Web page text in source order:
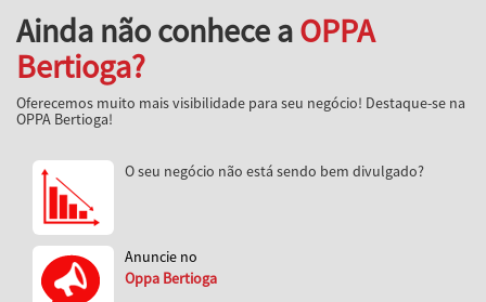
Ainda não conhece aOPPA
Bertioga?
Oferecemos muito mais visibilidade para seu negócio! Destaque-se na
OPPA Bertioga!
O seu negócio não está sendo bem divulgado?
Anuncie no
Oppa Bertioga